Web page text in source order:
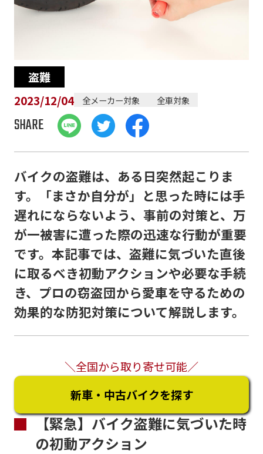
盗難
2023/12/04
全メーカー対象 全車対象
SHARE
バイクの盗難は、ある日突然起こりま
す。「まさか自分が」と思った時には手
遅れにならないよう、事前の対策と、万
が一被害に遭った際の迅速な行動が重要
です。本記事では、盗難に気づいた直後
に取るべき初動アクションや必要な手続
き、プロの窃盗団から愛車を守るための
効果的な防犯対策について解説します。
＼全国から取り寄せ可能／
新車・中古バイクを探す
【緊急】バイク盗難に気づいた時
の初動アクション